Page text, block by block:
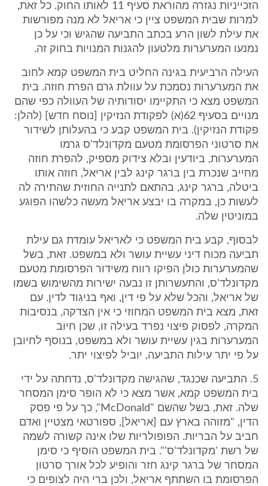
הזכייניות נגזרה מהוראת סעיף 11 לאותו החוק. כל זאת,
למרות שבית המשפט ציין כי אריאל לא מנה מפורשות
את עילת לשון הרע בכתב התביעה שהגיש וכי על כן
נמנעו המערערות מלטעון להגנות המנויות בחוק זה.
העילה הרביעית בגינה החליט בית המשפט קמא לחוב
את המערערות נסמכת על עוולת גרם הפרת חוזה. בית
המשפט מצא כי התקיימו יסודותיה של העוולה כפי שהם
מנויים בסעיף 62(א) לפקודת הנזיקין [נוסח חדש] (להלן:
פקודת הנזיקין). בית המשפט קבע כי בהעלותן לשידור
את סרטוני הפרסומת מטעם מקדונלד'ס גרמו
המערערות, ביודעין ובלא צידוק מספיק, להפרת חוזה
מחייב שנכרת בין ברגר קינג לבין אריאל, חוזה אותו
ביטלה, ברגר קינג, בהתאם לתנייה החוזית שהתירה לה
לעשות כן, במקרה בו יבצע אריאל מעשה כלשהו הפוגע
במוניטין שלה.
לבסוף, קבע בית המשפט כי לאריאל עומדת גם עילת
תביעה מכוח דיני עשיית עושר ולא במשפט. זאת, בשל
שהמערערות כולן הפיקו רווח משידור הפרסומת מטעם
מקדונלד'ס, והתעשרותן זו נבעה ישירות מהשימוש בשמו
של אריאל, והכל שלא על פי דין, ואף בניגוד לדין. עם
זאת, מצא בית המשפט המחוזי כי אין הצדקה, בנסיבות
המקרה, לפסוק פיצוי נפרד בעילה זו, שכן חיוב
המערערות בגין עשיית עושר ולא במשפט, בנוסף לחיובן
על פי יתר עילות התביעה, יוביל לפיצוי יתר.
5. התביעה שכנגד, שהגישה מקדונלד'ס, נדחתה על ידי
בית המשפט קמא, אשר מצא כי לא הופר סימן המסחר
שלה. זאת, בשל שהשם "McDonald", כך על פי פסק
הדין, "מזוהה בארץ עם [אריאל], ספורטאי מצטיין ואדם
חביב על הבריות. הפופולריות שלו אינה קשורה לשמה
של רשת 'מקדונלד'ס'". בית המשפט הוסיף כי סימן
המסחר של ברגר קינג חזר והופיע לכל אורך סרטון
הפרסומת בו השתתף אריאל, ולכן ברי היה לצופים כי